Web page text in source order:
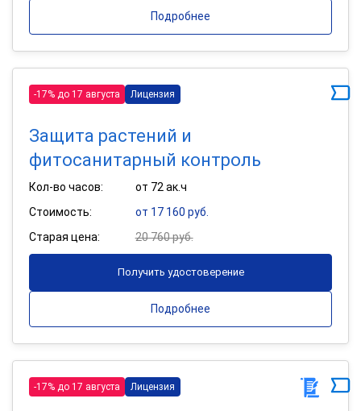
Подробнее
-17% до 17 августа Лицензия
Защита растений и
фитосанитарный контроль
Кол-во часов:
от 72 ак.ч
Стоимость:
от 17 160 руб.
Старая цена:
20 760 руб.
Получить удостоверение
Подробнее
-17% до 17 августа Лицензия